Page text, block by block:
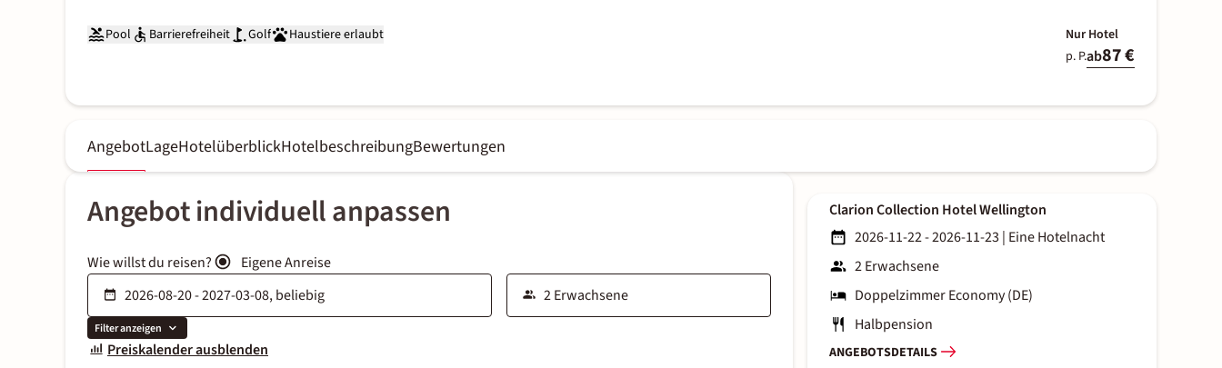
Pool Barrierefreiheit Golf Haustiere erlaubt
Nur Hotel
p. P.ab87 €
AngebotLageHotelüberblickHotelbeschreibungBewertungen
Angebot individuell anpassen
Wie willst du reisen? Eigene Anreise
Filter anzeigen
Preiskalender ausblenden
Clarion Collection Hotel Wellington
2026-11-22 - 2026-11-23 | Eine Hotelnacht
2 Erwachsene
Doppelzimmer Economy (DE)
Halbpension
ANGEBOTSDETAILS